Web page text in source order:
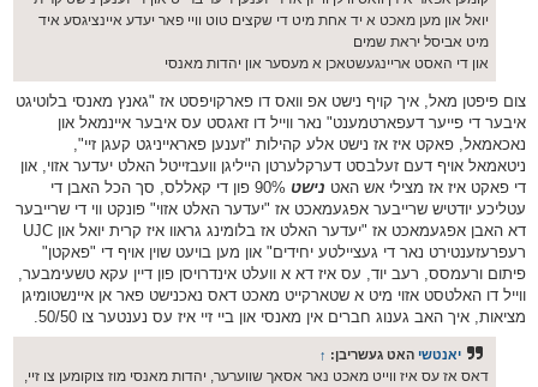
יואל און מען מאכט א יד אחת מיט די שקצים טוט וויי פאר יעדע איינציגסע איד
מיט אביסל יראת שמים
און די האסט אריינגעשטאכן א מעסער און יהדות מאנסי
צום פיפטן מאל, איך קויף נישט אפ וואס דו פארקויפסט אז "גאנץ מאנסי בלוטיגט
איבער די פייער דעפארטמענט" נאר ווייל דו זאגסט עס איבער איינמאל און
נאכאמאל, פאקט איז אז נישט אלע קהילות "זענען פאראייניגט קעגן זיי",
ניטאמאל אויף דעם זעלבסט דערקלערטן הייליגן וועבזייטל האלט יעדער אזוי, און
די פאקט איז אז מצילי אש האט נישט
90% פון די קאללס, סך הכל האבן די
עטליכע יודטיש שרייבער אפגעמאכט אז "יעדער האלט אזוי" פונקט ווי די שרייבער
דא האבן אפגעמאכט אז "יעדער האלט אז בלומינג גראוו איז קרית יואל און UJC
רעפרעזענטירט נאר די געציילטע יחידים" און מען בויעט שוין אויף די "פאקטן"
פיתום ורעמסס, רעב יוד, עס איז דא א וועלט אינדרויסן פון דיין עקא טשעימבער,
ווייל דו האלטסט אזוי מיט א שטארקייט מאכט דאס נאכנישט פאר אן איינשטומיגן
מציאות, איך האב גענוג חברים אין מאנסי און ביי זיי איז עס נענטער צו 50/50.
יאנטשי האט געשריבן: ↑
דאס אז עס איז ווייט מאכט נאר אסאך שווערער, יהדות מאנסי מוז צוקומען צו זיי,